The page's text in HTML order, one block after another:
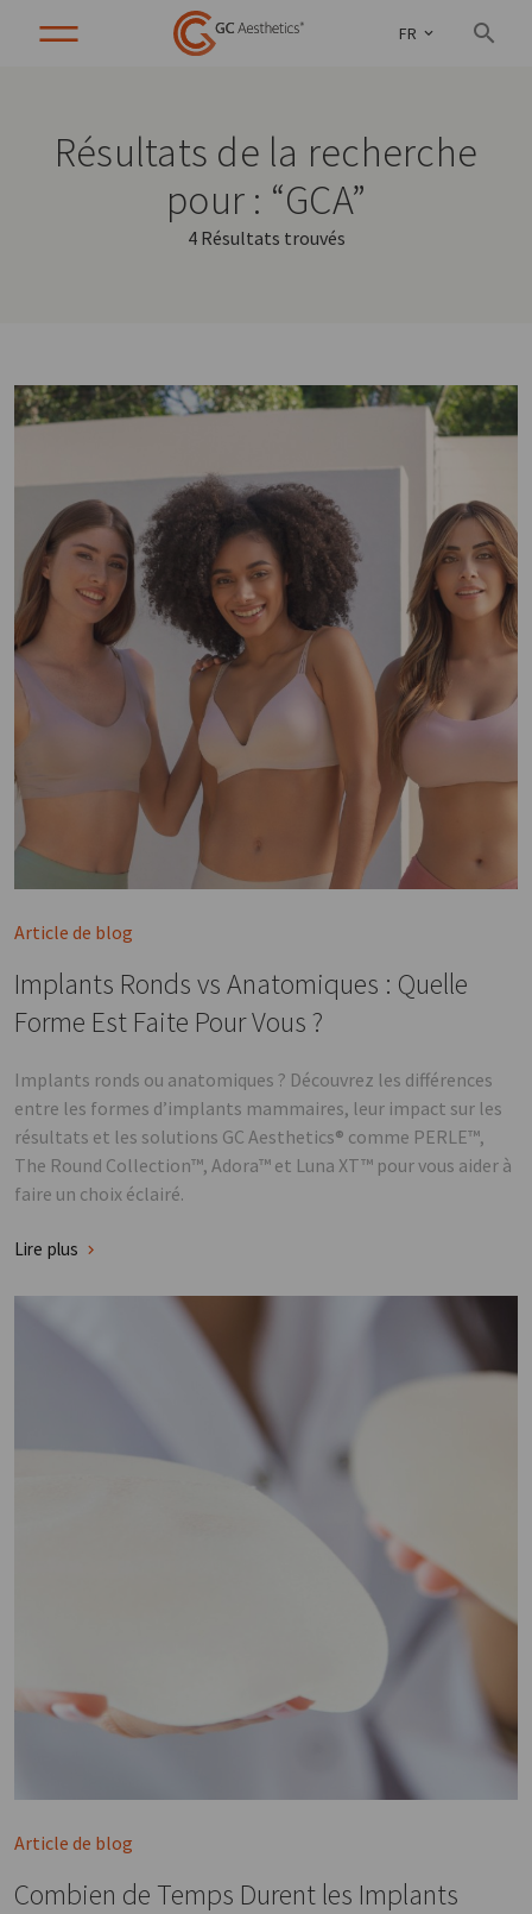
FR
Résultats de la recherche
pour : “GCA”
4 Résultats trouvés
Article de blog
Implants Ronds vs Anatomiques : Quelle
Forme Est Faite Pour Vous ?
Implants ronds ou anatomiques ? Découvrez les différences
entre les formes d’implants mammaires, leur impact sur les
résultats et les solutions GC Aesthetics® comme PERLE™,
The Round Collection™, Adora™ et Luna XT™ pour vous aider à
faire un choix éclairé.
Lire plus
Article de blog
Combien de Temps Durent les Implants